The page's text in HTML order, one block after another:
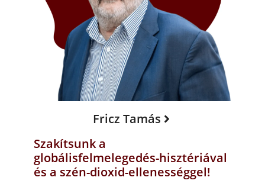
Fricz Tamás
Szakítsunk a
globálisfelmelegedés-hisztériával
és a szén-dioxid-ellenességgel!